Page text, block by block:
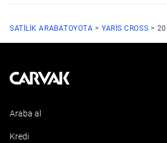
SATILIK ARABATOYOTA YARIS CROSS
Kavak
Araba al
Kredi